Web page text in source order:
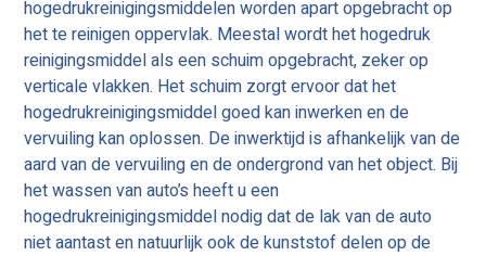
hogedrukreinigingsmiddelen worden apart opgebracht op
het te reinigen oppervlak. Meestal wordt het hogedruk
reinigingsmiddel als een schuim opgebracht, zeker op
verticale vlakken. Het schuim zorgt ervoor dat het
hogedrukreinigingsmiddel goed kan inwerken en de
vervuiling kan oplossen. De inwerktijd is afhankelijk van de
aard van de vervuiling en de ondergrond van het object. Bij
het wassen van auto’s heeft u een
hogedrukreinigingsmiddel nodig dat de lak van de auto
niet aantast en natuurlijk ook de kunststof delen op de